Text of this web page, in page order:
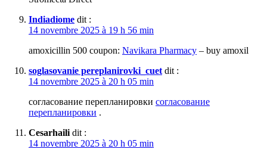
Indiadiome dit :
14 novembre 2025 à 19 h 56 min
amoxicillin 500 coupon: Navikara Pharmacy – buy amoxil
soglasovanie pereplanirovki_cuet dit :
14 novembre 2025 à 20 h 05 min
согласование перепланировки согласование
перепланировки .
Cesarhaili dit :
14 novembre 2025 à 20 h 05 min